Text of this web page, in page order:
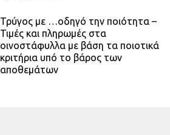
Τρύγος με …οδηγό την ποιότητα –
Τιμές και πληρωμές στα
οινοστάφυλλα με βάση τα ποιοτικά
κριτήρια υπό το βάρος των
αποθεμάτων